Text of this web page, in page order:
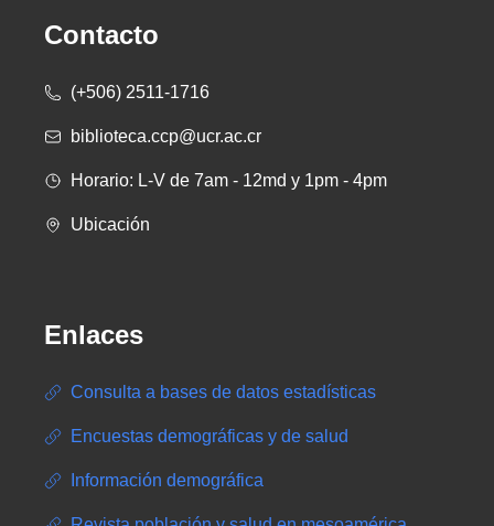
Contacto
(+506) 2511-1716
biblioteca.ccp@ucr.ac.cr
Horario: L-V de 7am - 12md y 1pm - 4pm
Ubicación
Enlaces
Consulta a bases de datos estadísticas
Encuestas demográficas y de salud
Información demográfica